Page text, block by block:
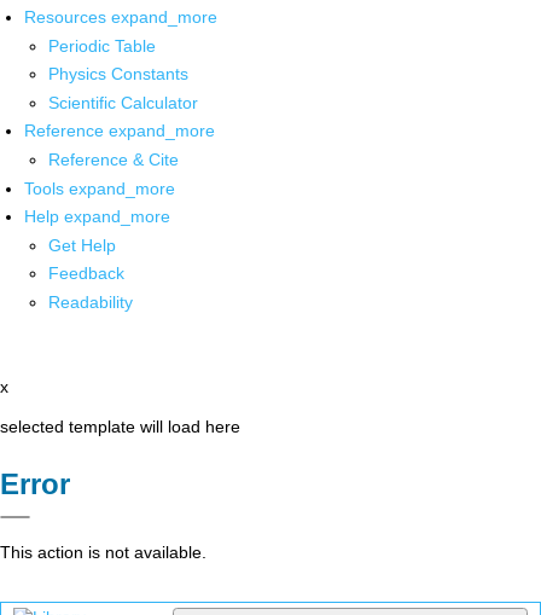
Resources expand_more
Periodic Table
Physics Constants
Scientific Calculator
Reference expand_more
Reference & Cite
Tools expand_more
Help expand_more
Get Help
Feedback
Readability
x
selected template will load here
Error
This action is not available.